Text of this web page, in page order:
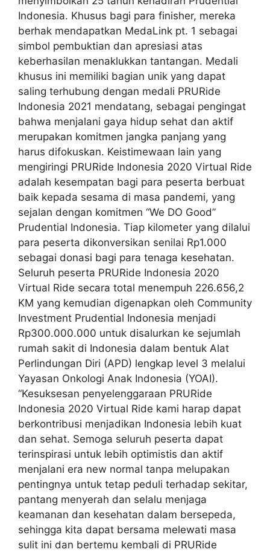
Indonesia. Khusus bagi para finisher, mereka
berhak mendapatkan MedaLink pt. 1 sebagai
simbol pembuktian dan apresiasi atas
keberhasilan menaklukkan tantangan. Medali
khusus ini memiliki bagian unik yang dapat
saling terhubung dengan medali PRURide
Indonesia 2021 mendatang, sebagai pengingat
bahwa menjalani gaya hidup sehat dan aktif
merupakan komitmen jangka panjang yang
harus difokuskan. Keistimewaan lain yang
mengiringi PRURide Indonesia 2020 Virtual Ride
adalah kesempatan bagi para peserta berbuat
baik kepada sesama di masa pandemi, yang
sejalan dengan komitmen “We DO Good”
Prudential Indonesia. Tiap kilometer yang dilalui
para peserta dikonversikan senilai Rp1.000
sebagai donasi bagi para tenaga kesehatan.
Seluruh peserta PRURide Indonesia 2020
Virtual Ride secara total menempuh 226.656,2
KM yang kemudian digenapkan oleh Community
Investment Prudential Indonesia menjadi
Rp300.000.000 untuk disalurkan ke sejumlah
rumah sakit di Indonesia dalam bentuk Alat
Perlindungan Diri (APD) lengkap level 3 melalui
Yayasan Onkologi Anak Indonesia (YOAI).
“Kesuksesan penyelenggaraan PRURide
Indonesia 2020 Virtual Ride kami harap dapat
berkontribusi menjadikan Indonesia lebih kuat
dan sehat. Semoga seluruh peserta dapat
terinspirasi untuk lebih optimistis dan aktif
menjalani era new normal tanpa melupakan
pentingnya untuk tetap peduli terhadap sekitar,
pantang menyerah dan selalu menjaga
keamanan dan kesehatan dalam bersepeda,
sehingga kita dapat bersama melewati masa
sulit ini dan bertemu kembali di PRURide